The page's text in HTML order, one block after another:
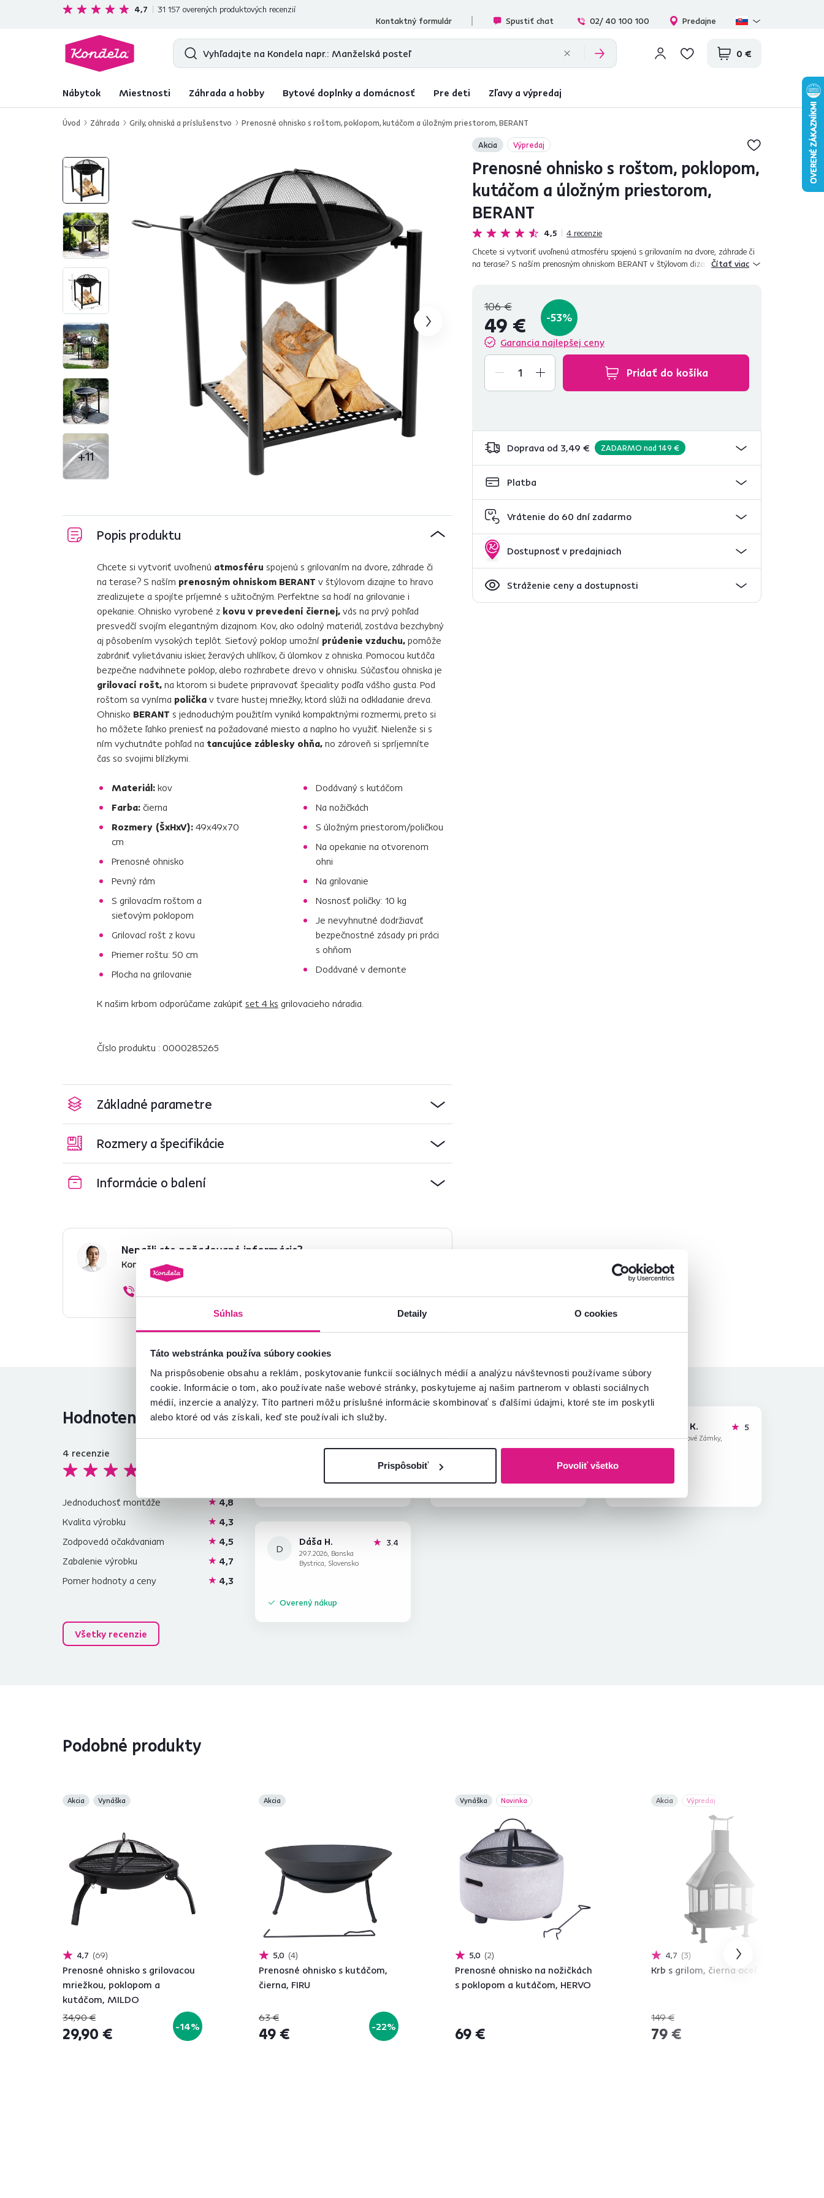
Súhlas Detaily O cookies
Táto webstránka používa súbory cookies
Na prispôsobenie obsahu a reklám, poskytovanie funkcií sociálnych médií a analýzu návštevnosti používame súbory
cookie. Informácie o tom, ako používate naše webové stránky, poskytujeme aj našim partnerom v oblasti sociálnych
médií, inzercie a analýzy. Títo partneri môžu príslušné informácie skombinovať s ďalšími údajmi, ktoré ste im poskytli
alebo ktoré od vás získali, keď ste používali ich služby.
Prispôsobiť Povoliť všetko
Ekologická doprava zadarmo nad 199 €
4,7 31 157 overených produktových recenzií
Kontaktný formulár
Spustiť chat 02/ 40 100 100 Predajne
0 €
Nábytok Miestnosti Záhrada a hobby Bytové doplnky a domácnosť Pre deti Zľavy a výpredaj
Úvod Záhrada Grily, ohniská a príslušenstvo Prenosné ohnisko s roštom, poklopom, kutáčom a úložným priestorom, BERANT
+11
Akcia Výpredaj
Prenosné ohnisko s roštom, poklopom,
kutáčom a úložným priestorom,
BERANT
4,5 4 recenzie
Chcete si vytvoriť uvoľnenú atmosféru spojenú s grilovaním na dvore, záhrade či
na terase? S naším prenosným ohniskom BERANT v štýlovom dizajne to hravo
Čítať viac
106 €
49 € -53%
Garancia najlepšej ceny
Pridať do košíka
Doprava od 3,49 € ZADARMO nad 149 €
Platba
Vrátenie do 60 dní zadarmo
Dostupnosť v predajniach
Stráženie ceny a dostupnosti
Popis produktu
Chcete si vytvoriť uvoľnenú atmosféru spojenú s grilovaním na dvore, záhrade či
na terase? S naším prenosným ohniskom BERANT v štýlovom dizajne to hravo
zrealizujete a spojíte príjemné s užitočným. Perfektne sa hodí na grilovanie i
opekanie. Ohnisko vyrobené z kovu v prevedení čiernej, vás na prvý pohľad
presvedčí svojím elegantným dizajnom. Kov, ako odolný materiál, zostáva bezchybný
aj pôsobením vysokých teplôt. Sieťový poklop umožní prúdenie vzduchu, pomôže
zabrániť vylietávaniu iskier, žeravých uhlíkov, či úlomkov z ohniska. Pomocou kutáča
bezpečne nadvihnete poklop, alebo rozhrabete drevo v ohnisku. Súčasťou ohniska je
grilovací rošt, na ktorom si budete pripravovať špeciality podľa vášho gusta. Pod
roštom sa vyníma polička v tvare hustej mriežky, ktorá slúži na odkladanie dreva.
Ohnisko BERANT s jednoduchým použitím vyniká kompaktnými rozmermi, preto si
ho môžete ľahko preniesť na požadované miesto a naplno ho využiť. Nielenže si s
ním vychutnáte pohľad na tancujúce záblesky ohňa, no zároveň si spríjemníte
čas so svojimi blízkymi.
Materiál: kov
Farba: čierna
Rozmery (ŠxHxV): 49x49x70
cm
Prenosné ohnisko
Pevný rám
S grilovacím roštom a
sieťovým poklopom
Grilovací rošt z kovu
Priemer roštu: 50 cm
Plocha na grilovanie
Dodávaný s kutáčom
Na nožičkách
S úložným priestorom/poličkou
Na opekanie na otvorenom
ohni
Na grilovanie
Nosnosť poličky: 10 kg
Je nevyhnutné dodržiavať
bezpečnostné zásady pri práci
s ohňom
Dodávané v demonte
K našim krbom odporúčame zakúpiť set 4 ks grilovacieho náradia.
Číslo produktu : 0000285265
Základné parametre
Rozmery a špecifikácie
Informácie o balení
Nenašli ste požadované informácie?
Kontaktujte nás a my vám radi poradíme
Hodnotenia produktu
4 recenzie
Jednoduchosť montáže
4,8
Kvalita výrobku
4,3
Zodpovedá očakávaniam
4,5
Zabalenie výrobku
4,7
Pomer hodnoty a ceny
4,3
Všetky recenzie
Martin K.
23.4.2026, Košeca,
Slovensko
Overený nákup
7.12.2023, Liptovská
Kokava, Slovensko
Overený nákup
Lubomir K.
28.9.2023, Nové Zámky,
Slovensko
5hviezdičiek
Overený nákup
D
Dáša H.
29.7.2026, Banska
Bystrica, Slovensko
3.4
Overený nákup
Podobné produkty
Akcia Vynáška
4,7 69
Prenosné ohnisko s grilovacou
mriežkou, poklopom a
kutáčom, MILDO
34,90 €
29,90 € -14%
Akcia
5,0 4
Prenosné ohnisko s kutáčom,
čierna, FIRU
63 €
49 € -22%
Vynáška Novinka
5,0 2
Prenosné ohnisko na nožičkách
s poklopom a kutáčom, HERVO
69 €
Akcia Výpredaj
4,7 3
Krb s grilom, čierna oceľ, ARJEN
149 €
79 €